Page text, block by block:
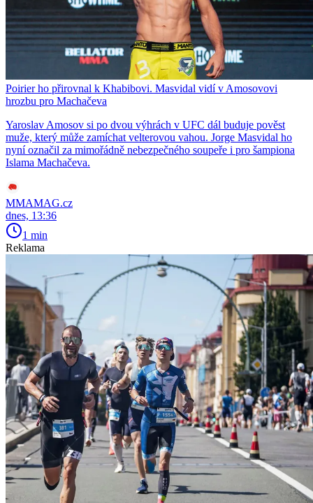
Poirier ho přirovnal k Khabibovi. Masvidal vidí v Amosovovi
hrozbu pro Machačeva
Yaroslav Amosov si po dvou výhrách v UFC dál buduje pověst
muže, který může zamíchat velterovou vahou. Jorge Masvidal ho
nyní označil za mimořádně nebezpečného soupeře i pro šampiona
Islama Machačeva.
MMAMAG.cz
dnes, 13:36
1 min
Reklama